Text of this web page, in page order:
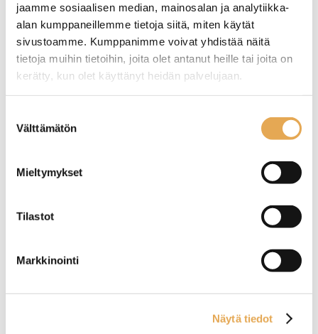
jaamme sosiaalisen median, mainosalan ja analytiikka-
alan kumppaneillemme tietoja siitä, miten käytät
sivustoamme. Kumppanimme voivat yhdistää näitä
tietoja muihin tietoihin, joita olet antanut heille tai joita on
kerätty, kun olet käyttänyt heidän palvelujaan.
valinta
Välttämätön
Mieltymykset
Tilastot
Markkinointi
Näytä tiedot
Pallovatkain 8-lankainen
Kahva polypropyleeni
Pallovatkain, pituus 50
cm
8-lankainen